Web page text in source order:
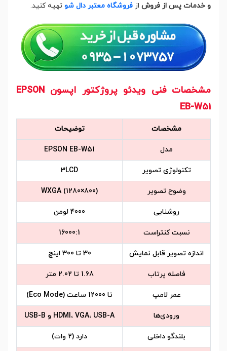
و خدمات پس از فروش از فروشگاه معتبر دال شو تهیه کنید.
مشخصات فنی ویدئو پروژکتور اپسون EPSON
EB-W51
مشخصات توضیحات
مدل EPSON EB-W51
تکنولوژی تصویر 3LCD
وضوح تصویر WXGA (1280×800)
روشنایی 4000 لومن
نسبت کنتراست 16000:1
اندازه تصویر قابل نمایش 30 تا 300 اینچ
فاصله پرتاب 1.68 تا 2.02 متر
عمر لامپ تا 12000 ساعت (Eco Mode)
ورودی‌ها HDMI، VGA، USB-A و USB-B
بلندگو داخلی دارد (2 وات)